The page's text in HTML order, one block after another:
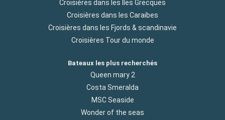
Croisières dans les Iles Grecques
Croisières dans les Caraibes
Croisières dans les Fjords & scandinavie
Croisières Tour du monde
Bateaux les plus recherchés
Queen mary 2
Costa Smeralda
MSC Seaside
Wonder of the seas